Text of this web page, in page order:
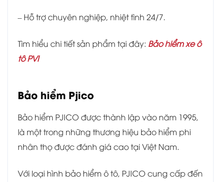
– Hỗ trợ chuyên nghiệp, nhiệt tình 24/7.
Tìm hiểu chi tiết sản phẩm tại đây: Bảo hiểm xe ô
tô PVI
Bảo hiểm Pjico
Bảo hiểm PJICO được thành lập vào năm 1995,
là một trong những thương hiệu bảo hiểm phi
nhân thọ được đánh giá cao tại Việt Nam.
Với loại hình bảo hiểm ô tô, PJICO cung cấp đến